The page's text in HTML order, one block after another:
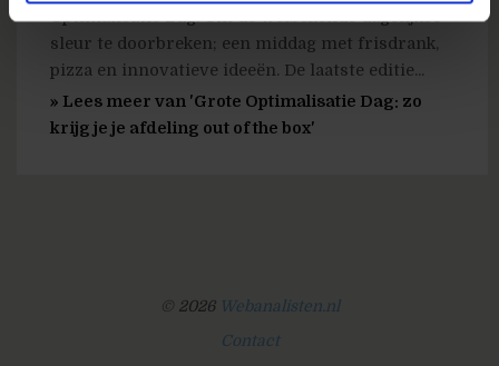
sleur te doorbreken; een middag met frisdrank,
pizza en innovatieve ideeën. De laatste editie...
» Lees meer van 'Grote Optimalisatie Dag: zo
krijg je je afdeling out of the box'
© 2026 Webanalisten.nl
Contact